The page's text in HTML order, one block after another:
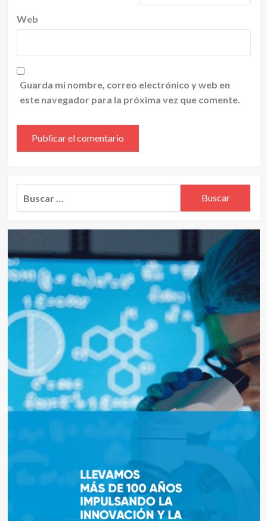
Web
Guarda mi nombre, correo electrónico y web en
este navegador para la próxima vez que comente.